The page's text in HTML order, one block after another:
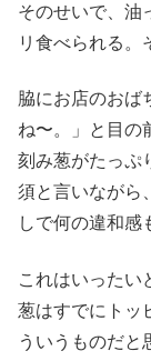
そのせいで、油
リ食べられる。
脇にお店のおば
ね〜。」と目の
刻み葱がたっぷ
須と言いながら
しで何の違和感
これはいったい
葱はすでにトッ
ういうものだと